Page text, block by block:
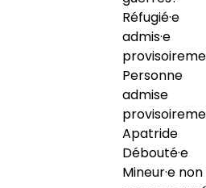
Réfugié·e
admis·e
Personne
admise
Apatride
Débouté·e
Mineur·e non